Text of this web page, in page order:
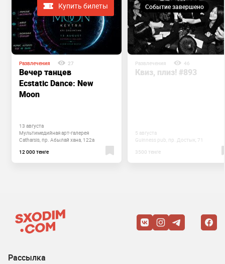
Купить билеты
Развлечения 27
Вечер танцев
Ecstatic Dance: New
Moon
13 августа
Мультимедийная ​арт-галерея
Catharsis, пр. Абылай хана, 122а
12 000 тенге
Событие завершено
Развлечения 46
Квиз, плиз! #893
5 августа
Guinness pub, пр. Достык, 71
3500 тенге
Рассылка